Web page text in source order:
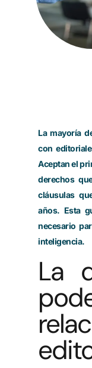
La mayoría
con
Aceptan el
derechos
cláusulas
años. Esta
necesario
inteligencia.
La